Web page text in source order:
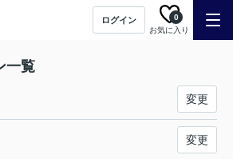
ログイン
お気に入り
0
一覧
変更
変更